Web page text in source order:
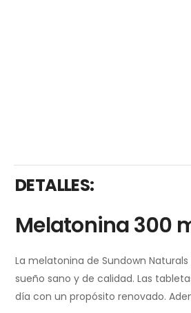
DETALLES:
Melatonina 300
La melatonina de Sundown
sueño sano y de calidad. Las
día con un propósito renovado.